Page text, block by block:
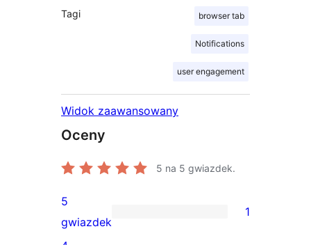
Tagi browser tab
Notifications
user engagement
Widok zaawansowany
Oceny
5 na 5 gwiazdek.
1
recenzja
5
gwiazdek
1